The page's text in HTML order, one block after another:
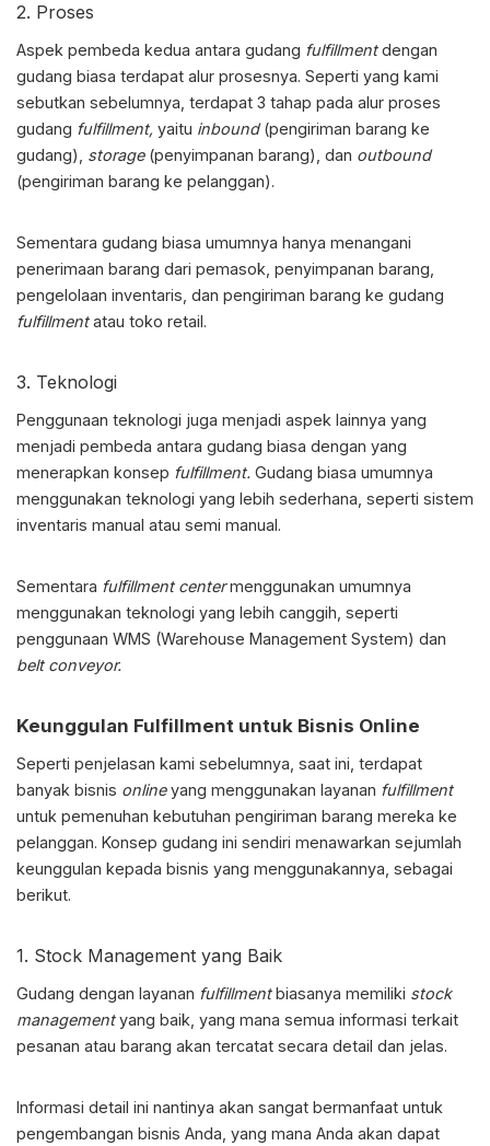
2. Proses
Aspek pembeda kedua antara gudang fulfillmentdengan
gudang biasa terdapat alur prosesnya. Seperti yang kami
sebutkan sebelumnya, terdapat 3 tahap pada alur proses
gudang fulfillment, yaitu inbound(pengiriman barang ke
gudang), storage(penyimpanan barang), dan outbound
(pengiriman barang ke pelanggan).
Sementara gudang biasa umumnya hanya menangani
penerimaan barang dari pemasok, penyimpanan barang,
pengelolaan inventaris, dan pengiriman barang ke gudang
fulfillmentatau toko retail.
3. Teknologi
Penggunaan teknologi juga menjadi aspek lainnya yang
menjadi pembeda antara gudang biasa dengan yang
menerapkan konsep fulfillment. Gudang biasa umumnya
menggunakan teknologi yang lebih sederhana, seperti sistem
inventaris manual atau semi manual.
Sementara fulfillment centermenggunakan umumnya
menggunakan teknologi yang lebih canggih, seperti
penggunaan WMS (Warehouse Management System) dan
belt conveyor.
Keunggulan Fulfillment untuk Bisnis Online
Seperti penjelasan kami sebelumnya, saat ini, terdapat
banyak bisnis onlineyang menggunakan layanan fulfillment
untuk pemenuhan kebutuhan pengiriman barang mereka ke
pelanggan. Konsep gudang ini sendiri menawarkan sejumlah
keunggulan kepada bisnis yang menggunakannya, sebagai
berikut.
1. Stock Management yang Baik
Gudang dengan layanan fulfillmentbiasanya memiliki stock
managementyang baik, yang mana semua informasi terkait
pesanan atau barang akan tercatat secara detail dan jelas.
Informasi detail ini nantinya akan sangat bermanfaat untuk
pengembangan bisnis Anda, yang mana Anda akan dapat